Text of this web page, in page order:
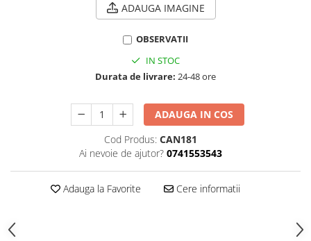
ADAUGA IMAGINE
OBSERVATII
IN STOC
Durata de livrare: 24-48 ore
ADAUGA IN COS
Cod Produs: CAN181
Ai nevoie de ajutor? 0741553543
Adauga la Favorite Cere informatii